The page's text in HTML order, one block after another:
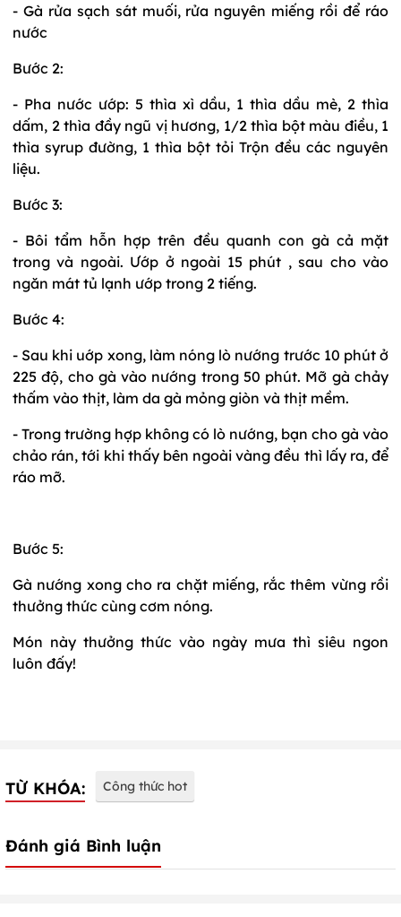
- Gà rửa sạch sát muối, rửa nguyên miếng rồi để ráo
nước
Bước 2:
- Pha nước ướp: 5 thìa xì dầu, 1 thìa dầu mè, 2 thìa
dấm, 2 thìa đầy ngũ vị hương, 1/2 thìa bột màu điều, 1
thìa syrup đường, 1 thìa bột tỏi Trộn đều các nguyên
liệu.
Bước 3:
- Bôi tẩm hỗn hợp trên đều quanh con gà cả mặt
trong và ngoài. Ướp ở ngoài 15 phút , sau cho vào
ngăn mát tủ lạnh ướp trong 2 tiếng.
Bước 4:
- Sau khi uớp xong, làm nóng lò nướng trước 10 phút ở
225 độ, cho gà vào nướng trong 50 phút. Mỡ gà chảy
thấm vào thịt, làm da gà mỏng giòn và thịt mềm.
- Trong trường hợp không có lò nướng, bạn cho gà vào
chảo rán, tới khi thấy bên ngoài vàng đều thì lấy ra, để
ráo mỡ.
Bước 5:
Gà nướng xong cho ra chặt miếng, rắc thêm vừng rồi
thưởng thức cùng cơm nóng.
Món này thưởng thức vào ngày mưa thì siêu ngon
luôn đấy!
TỪ KHÓA: Công thức hot
Đánh giá Bình luận